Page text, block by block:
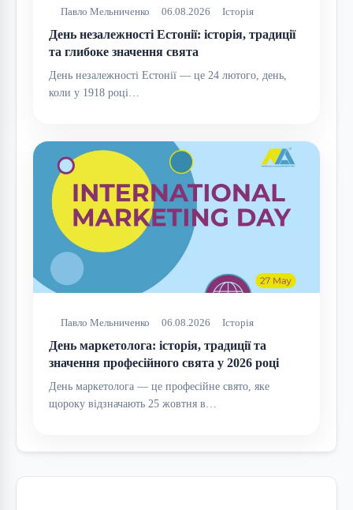
Павло Мельниченко 06.08.2026 Історія
День незалежності Естонії: історія, традиції
та глибоке значення свята
День незалежності Естонії — це 24 лютого, день,
коли у 1918 році…
Павло Мельниченко 06.08.2026 Історія
День маркетолога: історія, традиції та
значення професійного свята у 2026 році
День маркетолога — це професійне свято, яке
щороку відзначають 25 жовтня в…